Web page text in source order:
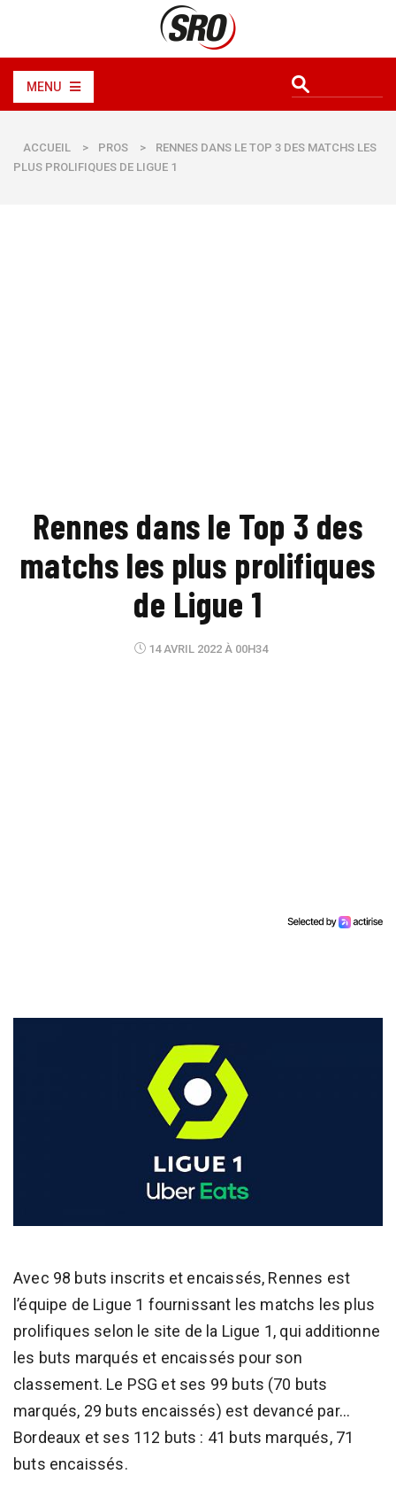
MENU
ACCUEIL > PROS >
RENNES DANS LE TOP 3 DES MATCHS LES
PLUS PROLIFIQUES DE LIGUE 1
Rennes dans le Top 3 des
matchs les plus prolifiques
de Ligue 1
14 AVRIL 2022 À 00H34
Avec 98 buts inscrits et encaissés, Rennes est
l’équipe de Ligue 1 fournissant les matchs les plus
prolifiques selon le site de la Ligue 1, qui additionne
les buts marqués et encaissés pour son
classement. Le PSG et ses 99 buts (70 buts
marqués, 29 buts encaissés) est devancé par…
Bordeaux et ses 112 buts : 41 buts marqués, 71
buts encaissés.